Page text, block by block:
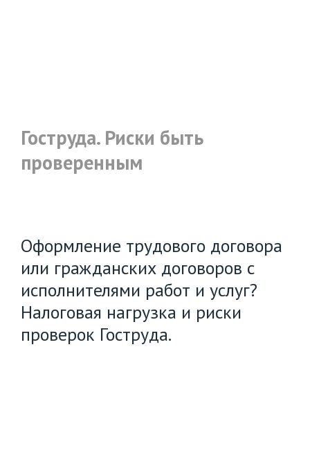
Гоструда. Риски быть
проверенным
Оформление трудового договора
или гражданских договоров с
исполнителями работ и услуг?
Налоговая нагрузка и риски
проверок Гоструда.